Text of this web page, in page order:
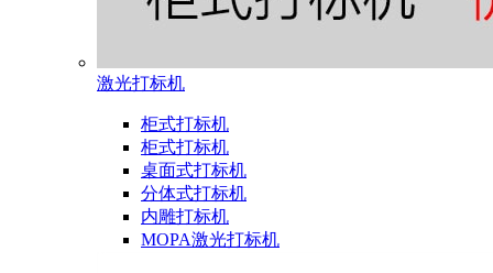
激光打标机
柜式打标机
柜式打标机
桌面式打标机
分体式打标机
内雕打标机
MOPA激光打标机